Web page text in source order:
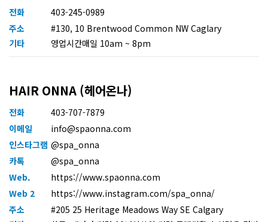
전화
403-245-0989
주소
#130, 10 Brentwood Common NW Caglary
기타
영업시간매일 10am ~ 8pm
전화
403-707-7879
이메일
info@spaonna.com
인스타그램 @spa_onna
카톡
@spa_onna
Web.
https://www.spaonna.com
Web 2
https://www.instagram.com/spa_onna/
주소
#205 25 Heritage Meadows Way SE Calgary